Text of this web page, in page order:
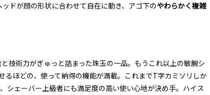
ドが顔の形状に合わせて自在に動き、アゴ下のやわらかく複雑
技術力がぎゅっと詰まった珠玉の一品。もうこれ以上の敏腕シ
るほどの、使って納得の機能が満載。これまでT字カミソリしか
シェーバー上級者にも満足度の高い使い心地が決め手。ハイス